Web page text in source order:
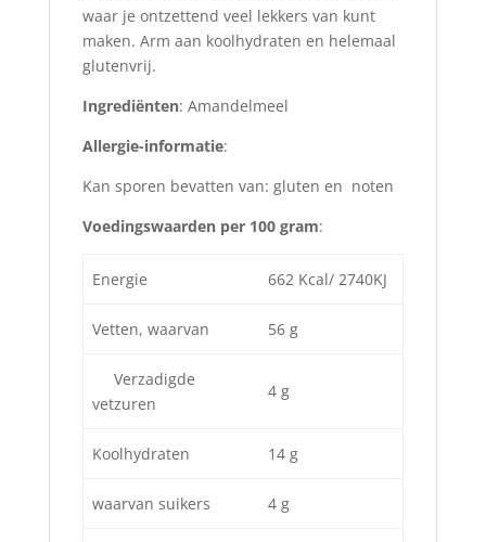
waar je ontzettend veel lekkers van kunt
maken. Arm aan koolhydraten en helemaal
glutenvrij.
Ingrediënten: Amandelmeel
Allergie-informatie:
Kan sporen bevatten van: gluten en noten
Voedingswaarden per 100 gram:
Energie 662 Kcal/ 2740KJ
Vetten, waarvan 56 g
Verzadigde
vetzuren
4 g
Koolhydraten 14 g
waarvan suikers 4 g